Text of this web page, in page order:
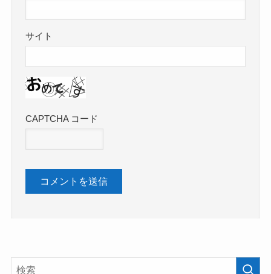
サイト
CAPTCHA コード